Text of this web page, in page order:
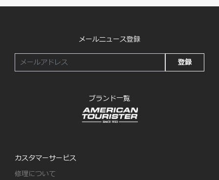
メールニュース登録
登録
ブランド一覧
カスタマーサービス
修理について